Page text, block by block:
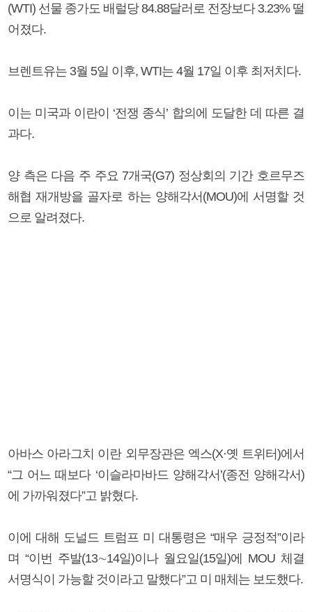
(WTI) 선물 종가도 배럴당 84.88달러로 전장보다 3.23% 떨
어졌다.
브렌트유는 3월 5일 이후, WTI는 4월 17일 이후 최저치다.
이는 미국과 이란이 ‘전쟁 종식’ 합의에 도달한 데 따른 결
과다.
양 측은 다음 주 주요 7개국(G7) 정상회의 기간 호르무즈
해협 재개방을 골자로 하는 양해각서(MOU)에 서명할 것
으로 알려졌다.
아바스 아라그치 이란 외무장관은 엑스(X·옛 트위터)에서
“그 어느 때보다 ‘이슬라마바드 양해각서’(종전 양해각서)
에 가까워졌다”고 밝혔다.
이에 대해 도널드 트럼프 미 대통령은 “매우 긍정적”이라
며 “이번 주발(13∼14일)이나 월요일(15일)에 MOU 체결
서명식이 가능할 것이라고 말했다”고 미 매체는 보도했다.